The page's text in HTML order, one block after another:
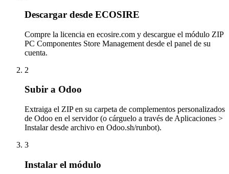
Descargar desde ECOSIRE
Compre la licencia en ecosire.com y descargue el módulo ZIP
PC Componentes Store Management desde el panel de su
cuenta.
2
Subir a Odoo
Extraiga el ZIP en su carpeta de complementos personalizados
de Odoo en el servidor (o cárguelo a través de Aplicaciones >
Instalar desde archivo en Odoo.sh/runbot).
3
Instalar el módulo